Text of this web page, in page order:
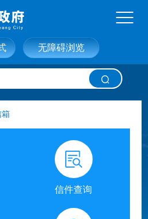
走进益阳
政府数据
无障碍浏览
箱
信件查询